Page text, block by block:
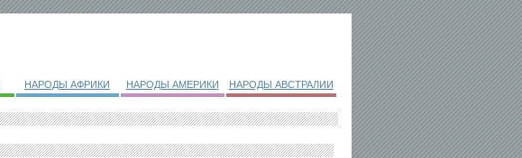
НАРОДЫ АФРИКИ НАРОДЫ АМЕРИКИ НАРОДЫ АВСТРАЛИИ